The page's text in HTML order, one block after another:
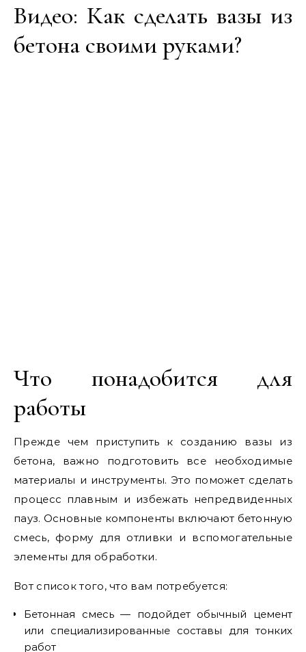
Видео: Как сделать вазы из
бетона своими руками?
Что понадобится для
работы
Прежде чем приступить к созданию вазы из
бетона, важно подготовить все необходимые
материалы и инструменты. Это поможет сделать
процесс плавным и избежать непредвиденных
пауз. Основные компоненты включают бетонную
смесь, форму для отливки и вспомогательные
элементы для обработки.
Вот список того, что вам потребуется:
Бетонная смесь — подойдет обычный цемент
или специализированные составы для тонких
работ